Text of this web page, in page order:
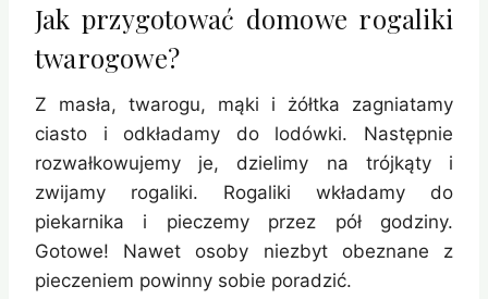
Jak przygotować domowe rogaliki
twarogowe?
Z masła, twarogu, mąki i żółtka zagniatamy
ciasto i odkładamy do lodówki. Następnie
rozwałkowujemy je, dzielimy na trójkąty i
zwijamy rogaliki. Rogaliki wkładamy do
piekarnika i pieczemy przez pół godziny.
Gotowe! Nawet osoby niezbyt obeznane z
pieczeniem powinny sobie poradzić.